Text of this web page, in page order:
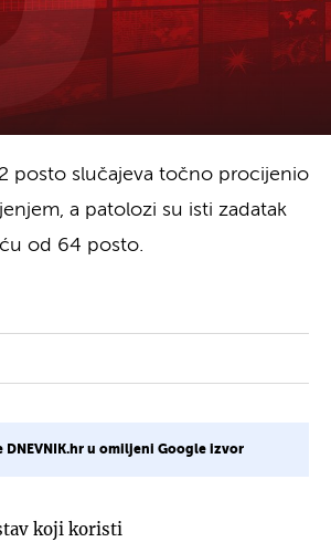
posto slučajeva točno procijenio
a patolozi su isti zadatak
od 64 posto.
DNEVNIK.hr u omiljeni Google izvor
koji koristi